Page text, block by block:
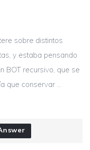
sobre distintos
y estaba pensando
BOT recursivo, que se
que conservar ...